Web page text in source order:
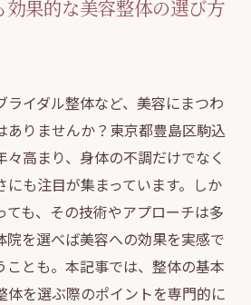
効果的な美容整体の選び方
ライダル整体など、美容にまつわ
ありませんか？東京都豊島区駒込
高まり、身体の不調だけでなく
も注目が集まっています。しか
ても、その技術やアプローチは多
院を選べば美容への効果を実感で
ことも。本記事では、整体の基本
体を選ぶ際のポイントを専門的に